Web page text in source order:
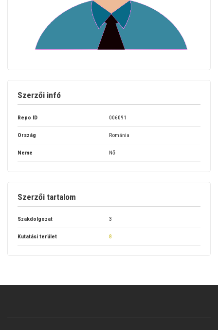
Szerzői infó
Repo ID 006091
Ország Románia
Neme Nő
Szerzői tartalom
Szakdolgozat 3
Kutatási terület 8